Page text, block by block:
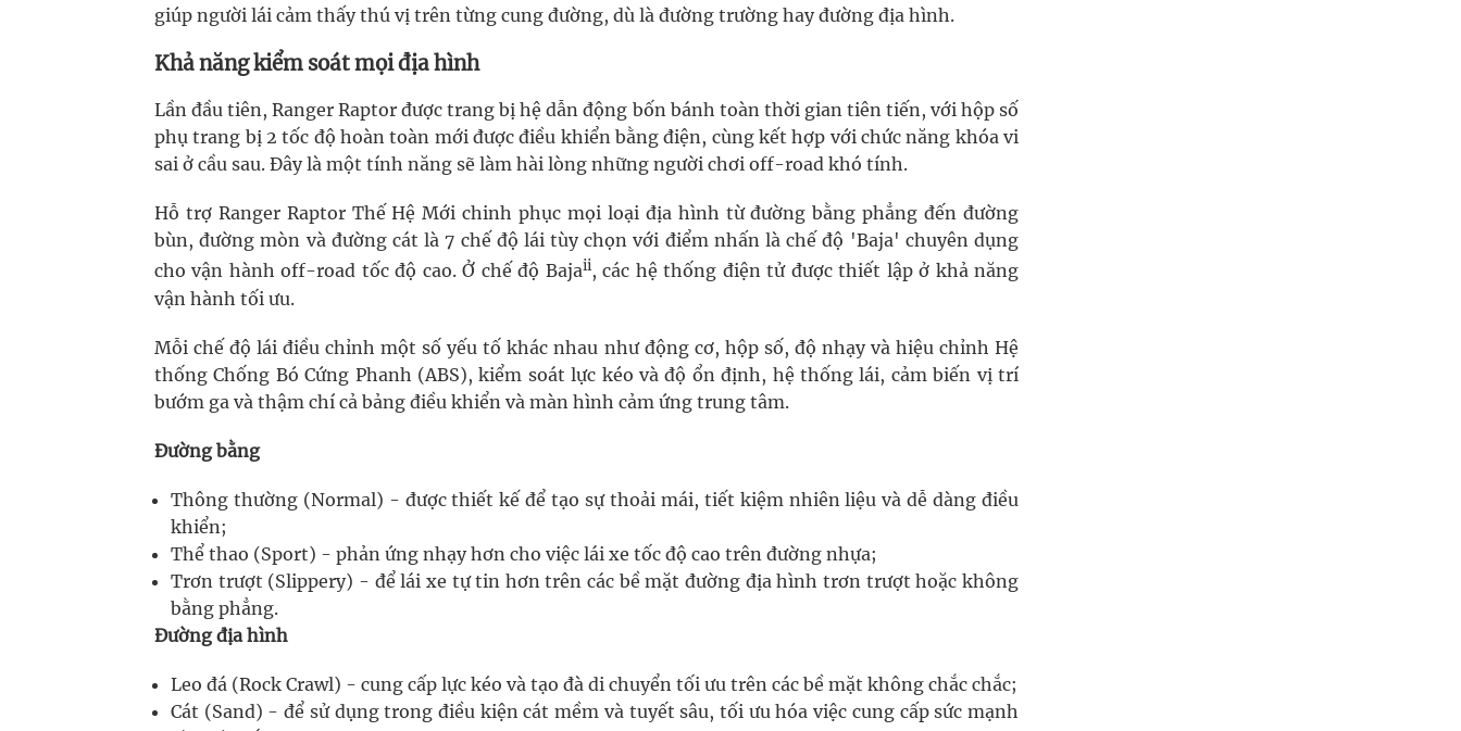
giúp người lái cảm thấy thú vị trên từng cung đường, dù là đường trường hay đường địa hình.
Khả năng kiểm soát mọi địa hình
Lần đầu tiên, Ranger Raptor được trang bị hệ dẫn động bốn bánh toàn thời gian tiên tiến, với hộp số
phụ trang bị 2 tốc độ hoàn toàn mới được điều khiển bằng điện, cùng kết hợp với chức năng khóa vi
sai ở cầu sau. Đây là một tính năng sẽ làm hài lòng những người chơi off-road khó tính.
Hỗ trợ Ranger Raptor Thế Hệ Mới chinh phục mọi loại địa hình từ đường bằng phẳng đến đường
bùn, đường mòn và đường cát là 7 chế độ lái tùy chọn với điểm nhấn là chế độ 'Baja' chuyên dụng
cho vận hành off-road tốc độ cao. Ở chế độ Bajaii, các hệ thống điện tử được thiết lập ở khả năng
vận hành tối ưu.
Mỗi chế độ lái điều chỉnh một số yếu tố khác nhau như động cơ, hộp số, độ nhạy và hiệu chỉnh Hệ
thống Chống Bó Cứng Phanh (ABS), kiểm soát lực kéo và độ ổn định, hệ thống lái, cảm biến vị trí
bướm ga và thậm chí cả bảng điều khiển và màn hình cảm ứng trung tâm.
Đường bằng
Thông thường (Normal) - được thiết kế để tạo sự thoải mái, tiết kiệm nhiên liệu và dễ dàng điều
khiển;
Thể thao (Sport) - phản ứng nhạy hơn cho việc lái xe tốc độ cao trên đường nhựa;
Trơn trượt (Slippery) - để lái xe tự tin hơn trên các bề mặt đường địa hình trơn trượt hoặc không
bằng phẳng.
Đường địa hình
Leo đá (Rock Crawl) - cung cấp lực kéo và tạo đà di chuyển tối ưu trên các bề mặt không chắc chắc;
Cát (Sand) - để sử dụng trong điều kiện cát mềm và tuyết sâu, tối ưu hóa việc cung cấp sức mạnh